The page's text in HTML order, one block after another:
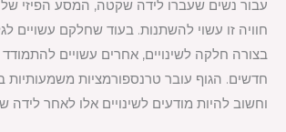
עבור נשים שעברו לידה שקטה, המסע הפיזי של
חוויה זו עשוי להשתנות. בעוד שחלקם עשויים
בצורה חלקה לשינויים, אחרים עשויים
חדשים. הגוף עובר טרנספורמציות משמעותיות
וחשוב להיות מודעים לשינויים אלו לאחר לידה